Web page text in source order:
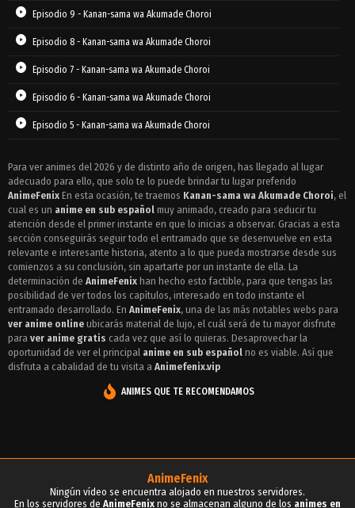
Episodio 9 - Kanan-sama wa Akumade Choroi
Episodio 8 - Kanan-sama wa Akumade Choroi
Episodio 7 - Kanan-sama wa Akumade Choroi
Episodio 6 - Kanan-sama wa Akumade Choroi
Episodio 5 - Kanan-sama wa Akumade Choroi
Episodio 3 - Kanan-sama wa Akumade Choroi
Episodio 2 - Kanan-sama wa Akumade Choroi
Episodio 1 - Kanan-sama wa Akumade Choroi
Para ver animes del 2026 y de distinto año de origen, has llegado al lugar
adecuado para ello, que solo te lo puede brindar tu lugar preferido
AnimeFenix En esta ocasión, te traemos Kanan-sama wa Akumade Choroi, el
cual es un anime en sub español muy animado, creado para seducir tu
atención desde el primer instante en que lo inicias a observar. Gracias a esta
sección conseguirás seguir todo el entramado que se desenvuelve en esta
relevante e interesante historia, atento a lo que pueda mostrarse desde sus
comienzos a su conclusión, sin apartarte por un instante de ella. La
determinación de AnimeFenix han hecho esto factible, para que tengas las
posibilidad de ver todos los capítulos, interesado en todo instante el
entramado desarrollado. En AnimeFenix, una de las más notables webs para
ver anime online ubicarás material de lujo, el cuál será de tu mayor disfrute
para ver anime gratis cada vez que así lo quieras. Desaprovechar la
oportunidad de ver el principal anime en sub español no es viable. Así que
disfruta a cabalidad de tu visita a Animefenix.vip
ANIMES QUE TE RECOMENDAMOS
AnimeFenix
Ningún vídeo se encuentra alojado en nuestros servidores.
En los servidores de AnimeFenix no se almacenan alguno de los animes en